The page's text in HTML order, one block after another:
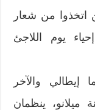
اتخذوا من شعار
يوم اللاجئ
إيطالي والآخر
ينظمان